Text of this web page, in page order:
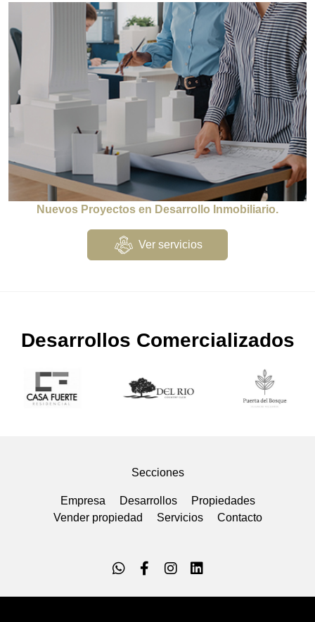
Nuevos Proyectos en Desarrollo Inmobiliario.
Ver servicios
Desarrollos Comercializados
Secciones
Empresa Desarrollos
Propiedades
Vender propiedad
Servicios Contacto